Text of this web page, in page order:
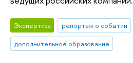
Экспертиза
репортаж о событии
дополнительное образование